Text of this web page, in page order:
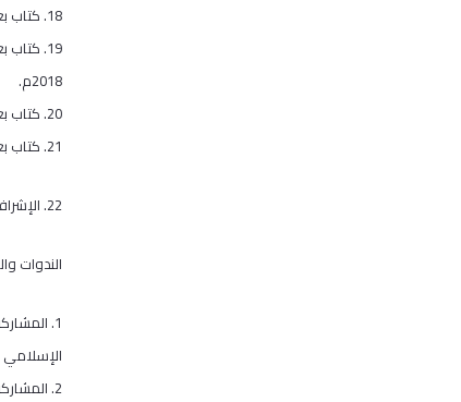
18. كتاب بعنوان: (رواية ورش عن نافع من طريق الأزرق من طريقي الشاطبية والطيبة)، أصدرته جمعية المحافظة على القرآن الكريم بالأردن، عام 2018م.
19.
2018م.
20. كتاب بعنوان: (قراءةالإمام حمزة من طريقي الشاطبية والطيبة)، أصدرته جمعية المحافظة على القرآن الكريم بالأردن، عام 2019م.
21. كتاب بعنوان: (قراءةالإمام خلف البزار من طريقي الدرة والطيبة)، أصدرته جمعية المحافظة على القرآن الكريم بالأردن، عام 2019م.
22. الإشراف على العديد من رسائل الدكتوراة والماجستيرفي الجامعاتالفلسطينية والأردنية.
الندوات
1.
الإسلامي
2.